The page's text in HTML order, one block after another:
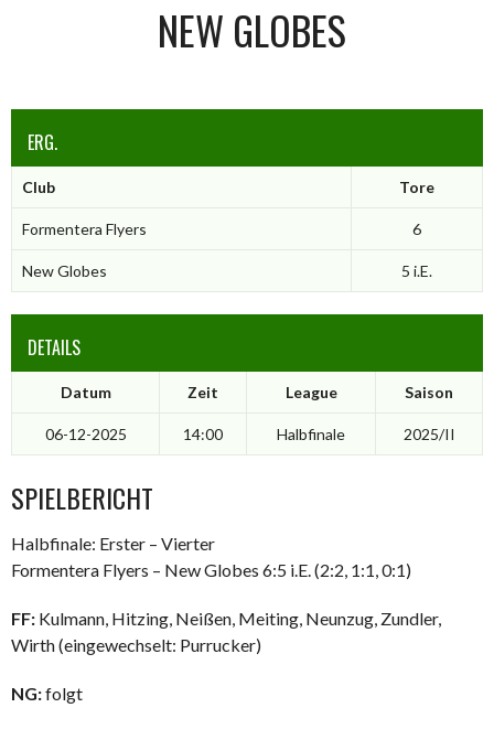
NEW GLOBES
ERG.
Club Tore
Formentera Flyers 6
New Globes 5 i.E.
DETAILS
Datum Zeit League Saison
06-12-2025 14:00 Halbfinale 2025/II
SPIELBERICHT
Halbfinale: Erster – Vierter
Formentera Flyers – New Globes 6:5 i.E. (2:2, 1:1, 0:1)
FF: Kulmann, Hitzing, Neißen, Meiting, Neunzug, Zundler,
Wirth (eingewechselt: Purrucker)
NG:folgt